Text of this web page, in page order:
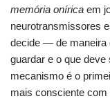
memória onírica em
neurotransmissores
decide — de maneira
guardar e o que
mecanismo é o
mais consciente